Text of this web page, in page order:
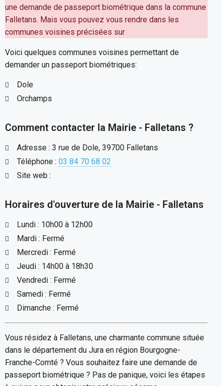
une demande de passeport biométrique dans la commune
Falletans. Mais vous pouvez vous rendre dans les
communes voisines précisées sur
Voici quelques communes voisines permettant de
demander un passeport biométriques:
Dole
Orchamps
Comment contacter la Mairie - Falletans ?
Adresse : 3 rue de Dole, 39700 Falletans
Téléphone : 03 84 70 68 02
Site web :
Horaires d'ouverture de la Mairie - Falletans
Lundi : 10h00 à 12h00
Mardi : Fermé
Mercredi : Fermé
Jeudi : 14h00 à 18h30
Vendredi : Fermé
Samedi : Fermé
Dimanche : Fermé
Vous résidez à Falletans, une charmante commune située
dans le département du Jura en région Bourgogne-
Franche-Comté ? Vous souhaitez faire une demande de
passeport biométrique ? Pas de panique, voici les étapes